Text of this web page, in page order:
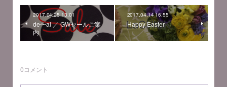
2017.04.25 13:01
de〜ai ／ GWセールご案
内
2017.04.14 16:55
Happy Easter
0コメント